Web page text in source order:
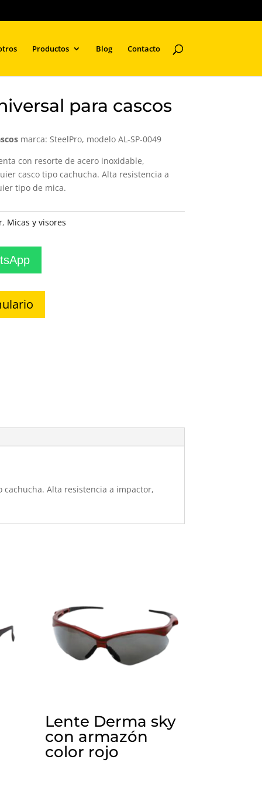
Productos Blog Contacto
para cascos
marca: SteelPro, modelo AL-SP-0049
con resorte de acero inoxidable,
casco tipo cachucha. Alta resistencia a
tipo de mica.
, Micas y visores
Alta resistencia a impactor,
Lente Derma sky
con armazón
color rojo